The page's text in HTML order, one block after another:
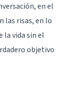
en el
las risas, en lo
la vida sin el
objetivo